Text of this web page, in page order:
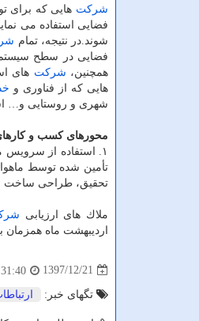
شركت هایی كه برای
فضایی استفاده می
شوند.در نتیجه، تمام
فضایی در سطح
همچنین، شركت های
هایی كه از فناوری و
شهری و روستایی و…
محورهای كسب و
تحقیق، طراحی ساخت
ملاك های ارزیابی
اردیبهشت ماه همزمان
1397/12/21
تگهای خبر: